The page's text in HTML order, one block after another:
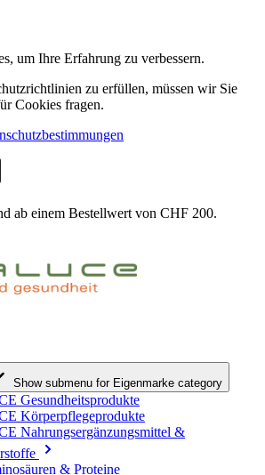
um Ihre Erfahrung zu verbessern.
zu erfüllen, müssen wir Sie
Cookies fragen.
ab einem Bestellwert von CHF 200.
Show submenu for Eigenmarke category
Gesundheitsprodukte
Körperpflegeprodukte
Nahrungsergänzungsmittel &
& Proteine